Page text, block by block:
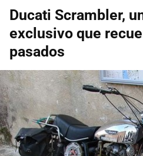
Ducati Scrambler,
exclusivo que
pasados